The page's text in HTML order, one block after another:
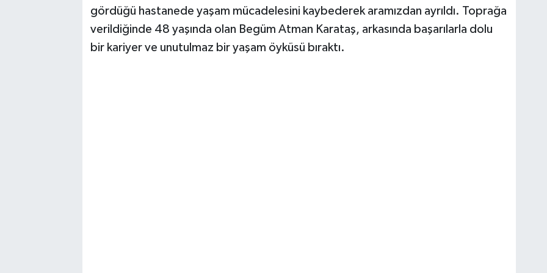
gördüğü hastanede yaşam mücadelesini kaybederek aramızdan ayrıldı. Toprağa
verildiğinde 48 yaşında olan Begüm Atman Karataş, arkasında başarılarla dolu
bir kariyer ve unutulmaz bir yaşam öyküsü bıraktı.